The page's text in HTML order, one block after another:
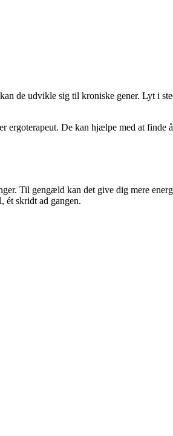
de udvikle sig til kroniske gener. Lyt i
De kan hjælpe med at
Til gengæld kan det give dig mere
ét skridt ad gangen.